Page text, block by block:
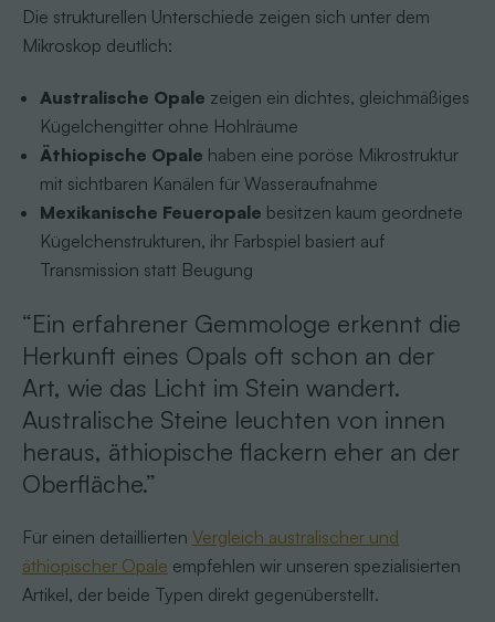
Die strukturellen Unterschiede zeigen sich unter dem
Mikroskop deutlich:
Australische Opale zeigen ein dichtes, gleichmäßiges
Kügelchengitter ohne Hohlräume
Äthiopische Opale haben eine poröse Mikrostruktur
mit sichtbaren Kanälen für Wasseraufnahme
Mexikanische Feueropale besitzen kaum geordnete
Kügelchenstrukturen, ihr Farbspiel basiert auf
Transmission statt Beugung
“Ein erfahrener Gemmologe erkennt die
Herkunft eines Opals oft schon an der
Art, wie das Licht im Stein wandert.
Australische Steine leuchten von innen
heraus, äthiopische flackern eher an der
Oberfläche.”
Für einen detaillierten Vergleich australischer und
äthiopischer Opale empfehlen wir unseren spezialisierten
Artikel, der beide Typen direkt gegenüberstellt.